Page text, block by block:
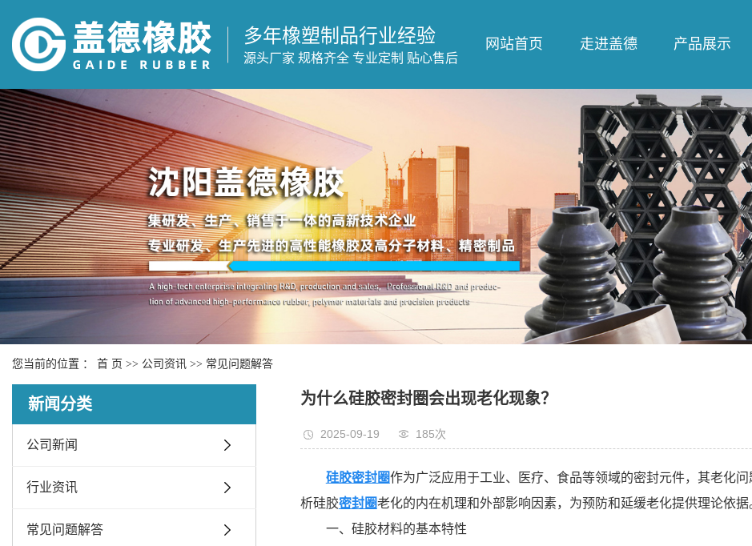
多年橡塑制品行业经验
源头厂家 规格齐全 专业定制 贴心售后
网站首页 走进盖德 产品展示
您当前的位置 ： 首 页 >> 公司资讯 >> 常见问题解答
新闻分类
公司新闻
行业资讯
常见问题解答
为什么硅胶密封圈会出现老化现象？
2025-09-19 185次
硅胶密封圈作为广泛应用于工业、医疗、食品等领域的密封元件，其老化
析硅胶密封圈老化的内在机理和外部影响因素，为预防和延缓老化提供理论依据
一、硅胶材料的基本特性